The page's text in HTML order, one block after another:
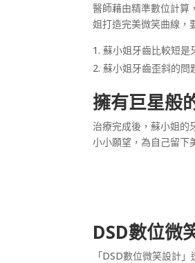
醫師藉由精準數位計算
姐打造完美微笑曲線，
蘇小姐牙齒比較短是
蘇小姐牙齒歪斜的問
擁有巨星般
治療完成後，蘇小姐的
小小願望，為自己留下
DSD數位微
「DSD數位微笑設計